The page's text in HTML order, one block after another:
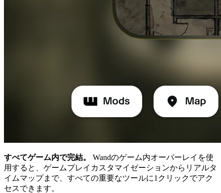
すべてゲーム内で完結。
Wandのゲーム内オーバーレイを使
用すると、ゲームプレイカスタマイゼーションからリアルタ
イムマップまで、すべての重要なツールに1クリックでアク
セスできます。